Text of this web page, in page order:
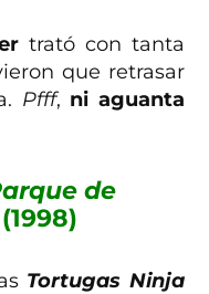
trató con tanta
que retrasar
Pfff, ni aguanta
de
Tortugas Ninja